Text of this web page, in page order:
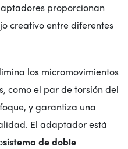
proporcionan
creativo entre diferentes
los micromovimientos
como el par de torsión del
y garantiza una
El adaptador está
sistema de doble